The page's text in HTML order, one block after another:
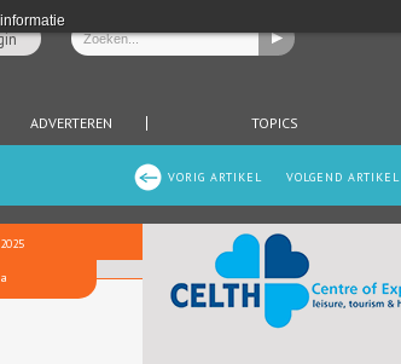
ADVERTEREN TOPICS
VOLGEND ARTIKEL
VORIG ARTIKEL